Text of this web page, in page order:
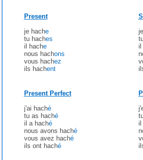
Present
je hache
tu haches
il hache
nous hachons
vous hachez
ils hachent
il
Present Perfect
j'ai haché
tu as haché
il a haché
nous avons haché
vous avez haché
ils ont haché
il